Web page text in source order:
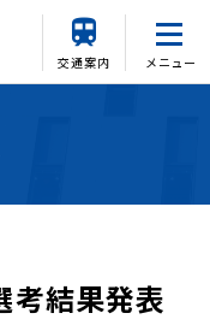
交通案内 メニュー
結果発表